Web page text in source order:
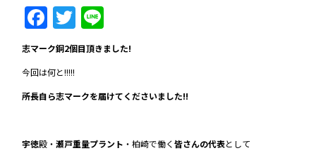
Facebook
Twitter
志マーク銅2個目頂きました!
今回は何と!!!!!
所長自ら志マークを届けてくださいました!!
宇徳殿・瀬戸重量プラント ・柏崎で働く皆さんの代表として